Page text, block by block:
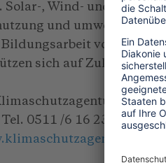
Solar-, Wind- und
und
vor Ort
sich auf
Region
0511 /6 16 23-991, E-